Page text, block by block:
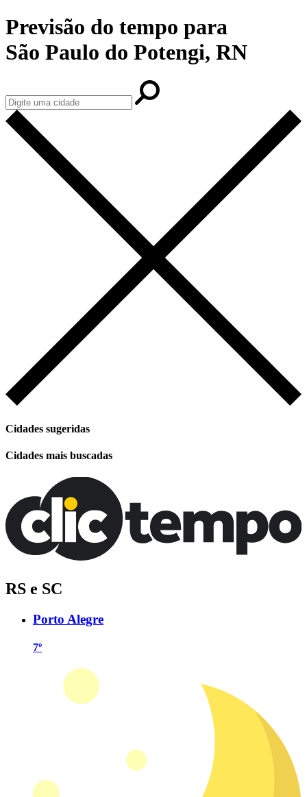
Previsão do tempo para
São Paulo do Potengi, RN
Cidades sugeridas
Cidades mais buscadas
RS e SC
Porto Alegre
7º